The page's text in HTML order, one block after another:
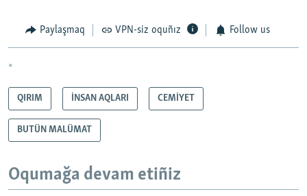
Paylaşmaq VPN-siz oquñız Follow us
*
QIRIM İNSAN AQLARI CEMİYET
BUTÜN MALÜMAT
Oqumağa devam etiñiz